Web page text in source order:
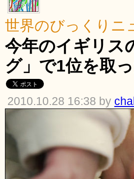
世界のびっくりニ
今年のイギリス
グ」で1位を取
2010.10.28 16:38 by